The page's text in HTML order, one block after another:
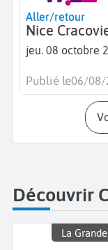
Aller/retour
Nice
jeu. 08 octobre
Publié le06/08/
Découvrir
La